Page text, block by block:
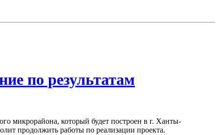
по результатам
микрорайона, который будет построен в г. Ханты-
продолжить работы по реализации проекта.